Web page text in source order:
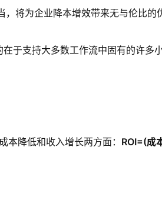
将为企业降本增效带来无与伦比
于支持大多数工作流中固有的许多
本降低和收入增长两方面： ROI=(成